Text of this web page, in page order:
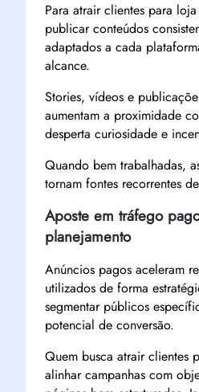
Para atrair clientes para
publicar conteúdos
adaptados a cada
alcance.
Stories, vídeos e
aumentam a proximidade
desperta curiosidade e
Quando bem trabalhadas,
tornam fontes recorrentes
Aposte em tráfego
planejamento
Anúncios pagos aceleram
utilizados de forma
segmentar públicos
potencial de conversão.
Quem busca atrair clientes
alinhar campanhas com